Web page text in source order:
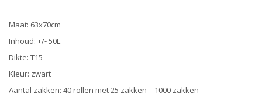
Maat: 63x70cm
Inhoud: +/- 50L
Dikte: T15
Kleur: zwart
Aantal zakken: 40 rollen met 25 zakken = 1000 zakken